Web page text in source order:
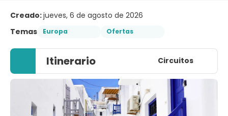
Creado:jueves, 6 de agosto de 2026
Temas
Europa Ofertas
Itinerario Circuitos